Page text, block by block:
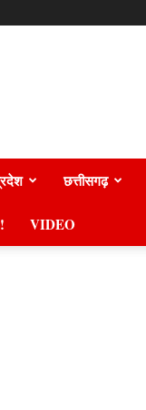
छत्तीसगढ़
VIDEO